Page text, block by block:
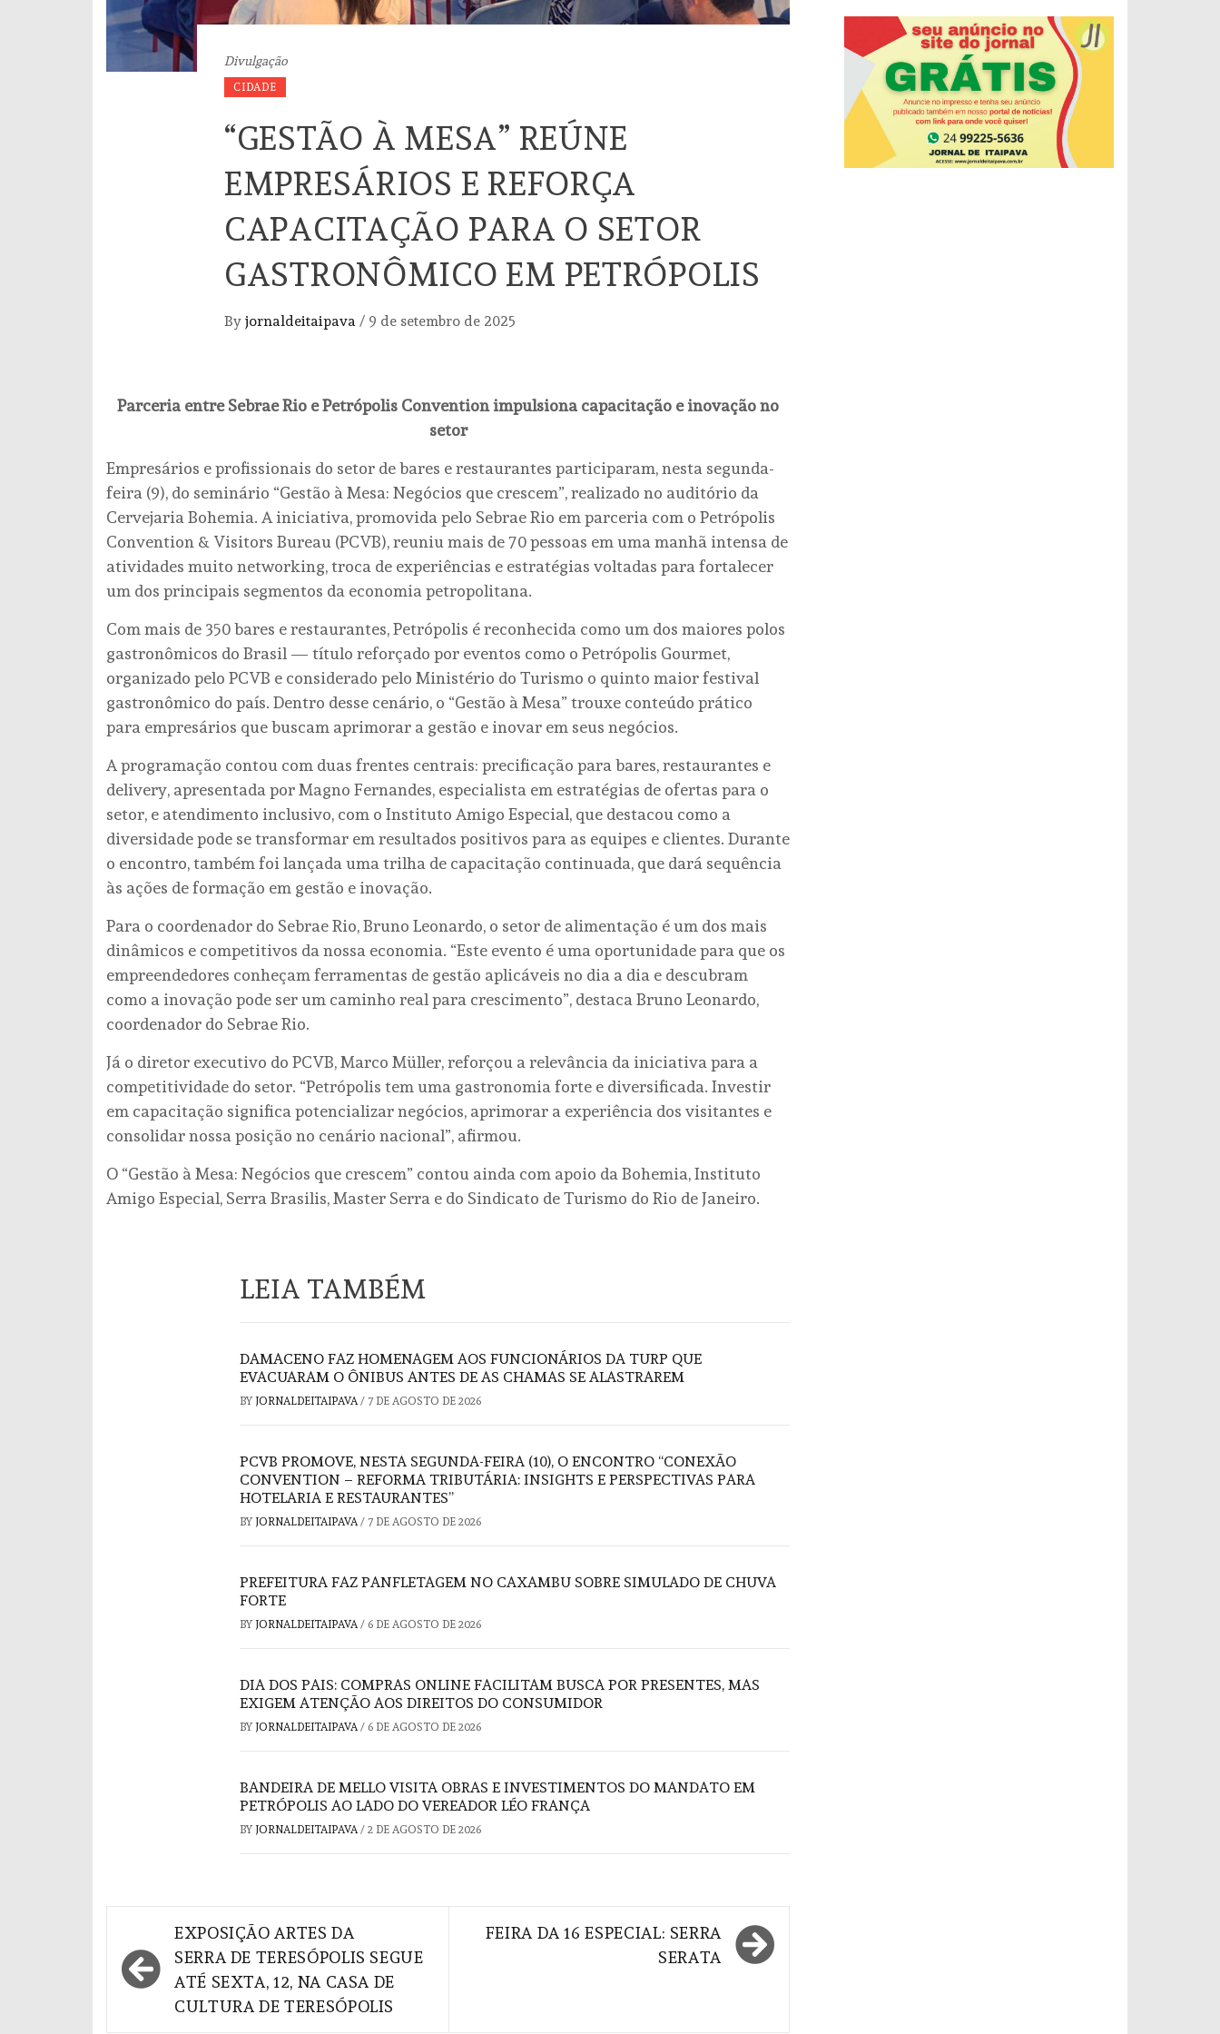
Divulgação
CIDADE
“GESTÃO À MESA” REÚNE
EMPRESÁRIOS E REFORÇA
CAPACITAÇÃO PARA O SETOR
GASTRONÔMICO EM PETRÓPOLIS
By jornaldeitaipava / 9 de setembro de 2025
Parceria entre Sebrae Rio e Petrópolis Convention impulsiona capacitação e inovação no
setor
Empresários e profissionais do setor de bares e restaurantes participaram, nesta segunda-
feira (9), do seminário “Gestão à Mesa: Negócios que crescem”, realizado no auditório da
Cervejaria Bohemia. A iniciativa, promovida pelo Sebrae Rio em parceria com o Petrópolis
Convention & Visitors Bureau (PCVB), reuniu mais de 70 pessoas em uma manhã intensa de
atividades muito networking, troca de experiências e estratégias voltadas para fortalecer
um dos principais segmentos da economia petropolitana.
Com mais de 350 bares e restaurantes, Petrópolis é reconhecida como um dos maiores polos
gastronômicos do Brasil — título reforçado por eventos como o Petrópolis Gourmet,
organizado pelo PCVB e considerado pelo Ministério do Turismo o quinto maior festival
gastronômico do país. Dentro desse cenário, o “Gestão à Mesa” trouxe conteúdo prático
para empresários que buscam aprimorar a gestão e inovar em seus negócios.
A programação contou com duas frentes centrais: precificação para bares, restaurantes e
delivery, apresentada por Magno Fernandes, especialista em estratégias de ofertas para o
setor, e atendimento inclusivo, com o Instituto Amigo Especial, que destacou como a
diversidade pode se transformar em resultados positivos para as equipes e clientes. Durante
o encontro, também foi lançada uma trilha de capacitação continuada, que dará sequência
às ações de formação em gestão e inovação.
Para o coordenador do Sebrae Rio, Bruno Leonardo, o setor de alimentação é um dos mais
dinâmicos e competitivos da nossa economia. “Este evento é uma oportunidade para que os
empreendedores conheçam ferramentas de gestão aplicáveis no dia a dia e descubram
como a inovação pode ser um caminho real para crescimento”, destaca Bruno Leonardo,
coordenador do Sebrae Rio.
Já o diretor executivo do PCVB, Marco Müller, reforçou a relevância da iniciativa para a
competitividade do setor. “Petrópolis tem uma gastronomia forte e diversificada. Investir
em capacitação significa potencializar negócios, aprimorar a experiência dos visitantes e
consolidar nossa posição no cenário nacional”, afirmou.
O “Gestão à Mesa: Negócios que crescem” contou ainda com apoio da Bohemia, Instituto
Amigo Especial, Serra Brasilis, Master Serra e do Sindicato de Turismo do Rio de Janeiro.
LEIA TAMBÉM
DAMACENO FAZ HOMENAGEM AOS FUNCIONÁRIOS DA TURP QUE
EVACUARAM O ÔNIBUS ANTES DE AS CHAMAS SE ALASTRAREM
BY JORNALDEITAIPAVA/ 7 DE AGOSTO DE 2026
PCVB PROMOVE, NESTA SEGUNDA-FEIRA (10), O ENCONTRO “CONEXÃO
CONVENTION – REFORMA TRIBUTÁRIA: INSIGHTS E PERSPECTIVAS PARA
HOTELARIA E RESTAURANTES”
BY JORNALDEITAIPAVA/ 7 DE AGOSTO DE 2026
PREFEITURA FAZ PANFLETAGEM NO CAXAMBU SOBRE SIMULADO DE CHUVA
FORTE
BY JORNALDEITAIPAVA/ 6 DE AGOSTO DE 2026
DIA DOS PAIS: COMPRAS ONLINE FACILITAM BUSCA POR PRESENTES, MAS
EXIGEM ATENÇÃO AOS DIREITOS DO CONSUMIDOR
BY JORNALDEITAIPAVA/ 6 DE AGOSTO DE 2026
BANDEIRA DE MELLO VISITA OBRAS E INVESTIMENTOS DO MANDATO EM
PETRÓPOLIS AO LADO DO VEREADOR LÉO FRANÇA
BY JORNALDEITAIPAVA/ 2 DE AGOSTO DE 2026
Navegação
de
Post
EXPOSIÇÃO ARTES DA
SERRA DE TERESÓPOLIS SEGUE
ATÉ SEXTA, 12, NA CASA DE
CULTURA DE TERESÓPOLIS
FEIRA DA 16 ESPECIAL: SERRA
SERATA